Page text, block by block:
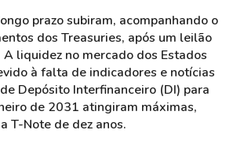
prazo subiram, acompanhando o
dos Treasuries, após um leilão
liquidez no mercado dos Estados
à falta de indicadores e notícias
Depósito Interfinanceiro (DI) para
de 2031 atingiram máximas,
T-Note de dez anos.